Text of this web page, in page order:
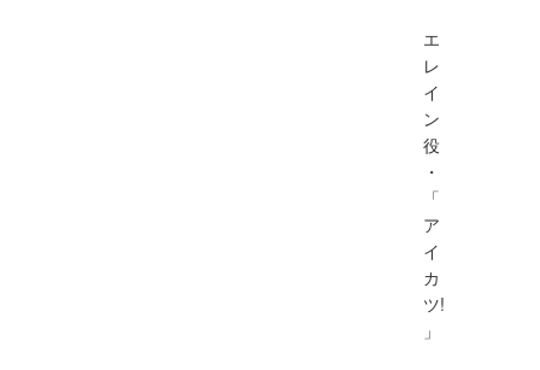
エ
レ
イ
ン
役
・
「
ア
イ
カ
ツ!
」